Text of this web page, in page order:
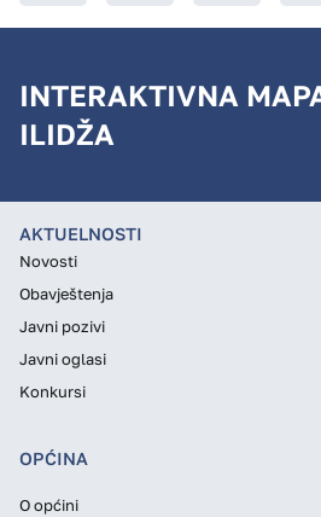
INTERAKTIVNA
ILIDŽA
AKTUELNOSTI
Novosti
Obavještenja
Javni pozivi
Javni oglasi
Konkursi
OPĆINA
O općini